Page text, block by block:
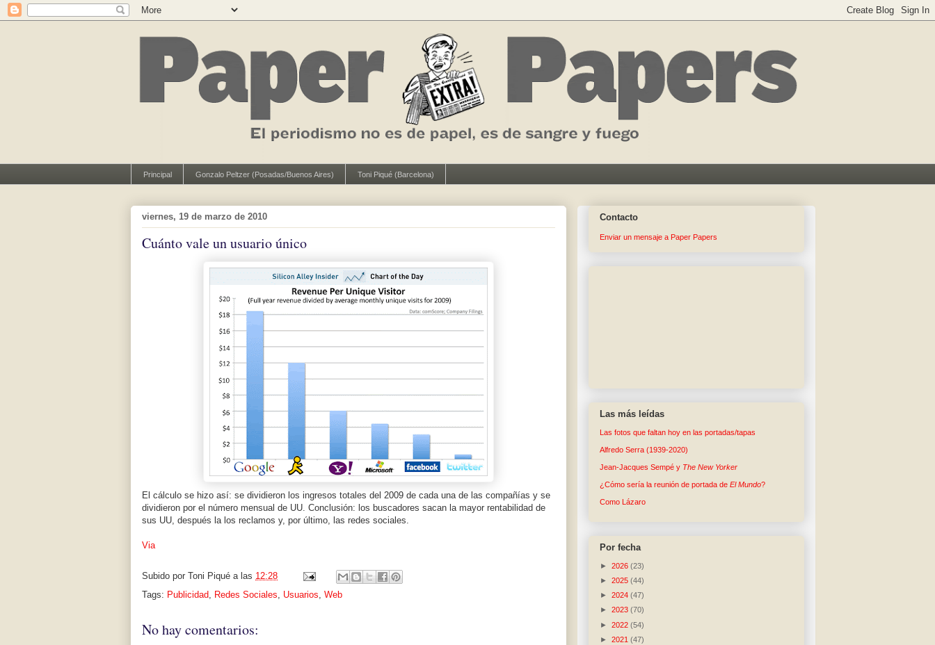
Principal Gonzalo Peltzer (Posadas/Buenos Aires) Toni Piqué (Barcelona)
viernes, 19 de marzo de 2010
Cuánto vale un usuario único
El cálculo se hizo así: se dividieron los ingresos totales del 2009 de cada una de las compañías y se
dividieron por el número mensual de UU. Conclusión: los buscadores sacan la mayor rentabilidad de
sus UU, después la los reclamos y, por último, las redes sociales.
Via
Subido por Toni Piqué a las 12:28
Tags: Publicidad, Redes Sociales, Usuarios, Web
No hay comentarios:
Contacto
Enviar un mensaje a Paper Papers
Las más leídas
Las fotos que faltan hoy en las portadas/tapas
Alfredo Serra (1939-2020)
Jean-Jacques Sempé y The New Yorker
¿Cómo sería la reunión de portada de El Mundo?
Como Lázaro
Por fecha
► 2026 (23)
► 2025 (44)
► 2024 (47)
► 2023 (70)
► 2022 (54)
► 2021 (47)